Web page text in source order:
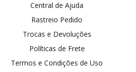
Central de Ajuda
Rastreio Pedido
Trocas e Devoluções
Políticas de Frete
Termos e Condições de Uso